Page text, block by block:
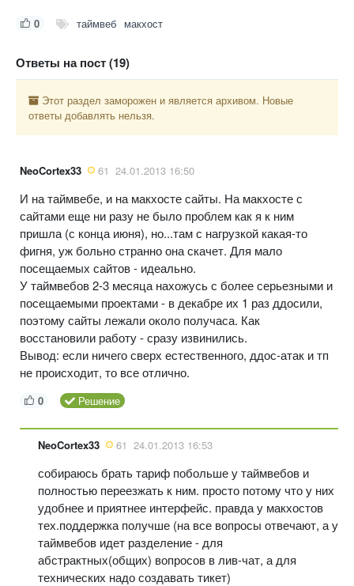
0 таймвеб макхост
Ответы на пост (19)
Этот раздел заморожен и является архивом. Новые
ответы добавлять нельзя.
NeoCortex33 61 24.01.2013 16:50
И на таймвебе, и на макхосте сайты. На макхосте с
сайтами еще ни разу не было проблем как я к ним
пришла (с конца июня), но...там с нагрузкой какая-то
фигня, уж больно странно она скачет. Для мало
посещаемых сайтов - идеально.
У таймвебов 2-3 месяца нахожусь с более серьезными и
посещаемыми проектами - в декабре их 1 раз ддосили,
поэтому сайты лежали около получаса. Как
восстановили работу - сразу извинились.
Вывод: если ничего сверх естественного, ддос-атак и тп
не происходит, то все отлично.
0 Решение
NeoCortex33 61 24.01.2013 16:53
собираюсь брать тариф побольше у таймвебов и
полностью переезжать к ним. просто потому что у них
удобнее и приятнее интерфейс. правда у макхостов
тех.поддержка получше (на все вопросы отвечают, а у
таймвебов идет разделение - для
абстрактных(общих) вопросов в лив-чат, а для
технических надо создавать тикет)